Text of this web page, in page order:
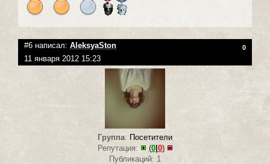
#6 написал: AleksyaSton 0
11 января 2012 15:23
Группа: Посетители
Репутация:
(0| 0)
Публикаций: 1